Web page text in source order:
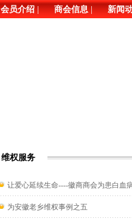
会员介绍| 商会信息| 新闻
维权服务
让爱心延续生命----徽商商会为患白血
为安徽老乡维权事例之五